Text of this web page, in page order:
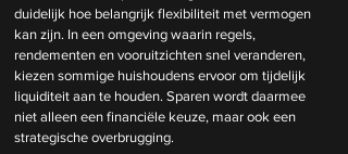
duidelijk hoe belangrijk flexibiliteit met vermogen
kan zijn. In een omgeving waarin regels,
rendementen en vooruitzichten snel veranderen,
kiezen sommige huishoudens ervoor om tijdelijk
liquiditeit aan te houden. Sparen wordt daarmee
niet alleen een financiële keuze, maar ook een
strategische overbrugging.